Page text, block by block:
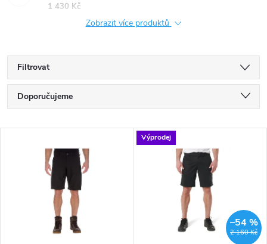
1 430 Kč
Zobrazit více produktů
Filtrovat
Ř
a
Doporučujeme
Nejprodávanější
Abecedně
Výprodej
2 160 Kč
–54 %